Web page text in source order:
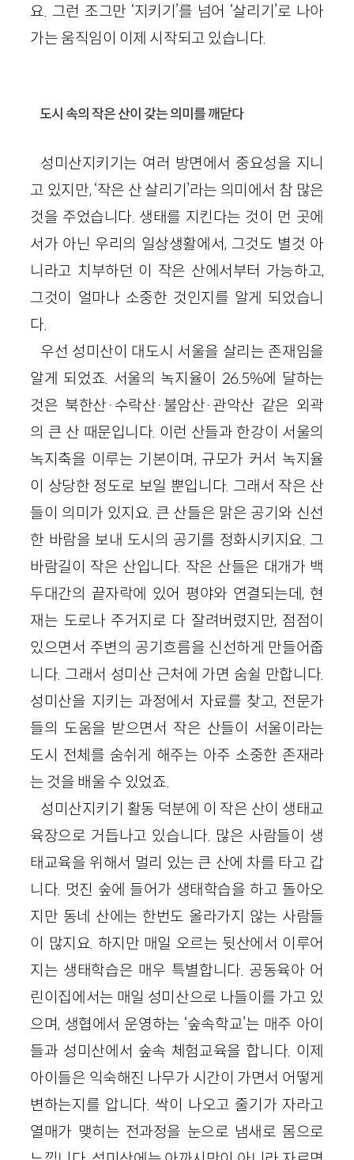
요. 그런 조그만 ‘지키기’를 넘어 ‘살리기’로 나아
가는 움직임이 이제 시작되고 있습니다.
도시 속의 작은 산이 갖는 의미를 깨닫다
성미산지키기는 여러 방면에서 중요성을 지니
고 있지만, ‘작은 산 살리기’라는 의미에서 참 많은
것을 주었습니다. 생태를 지킨다는 것이 먼 곳에
서가 아닌 우리의 일상생활에서, 그것도 별것 아
니라고 치부하던 이 작은 산에서부터 가능하고,
그것이 얼마나 소중한 것인지를 알게 되었습니
다.
우선 성미산이 대도시 서울을 살리는 존재임을
알게 되었죠. 서울의 녹지율이 26.5%에 달하는
것은 북한산·수락산·불암산·관악산 같은 외곽
의 큰 산 때문입니다. 이런 산들과 한강이 서울의
녹지축을 이루는 기본이며, 규모가 커서 녹지율
이 상당한 정도로 보일 뿐입니다. 그래서 작은 산
들이 의미가 있지요. 큰 산들은 맑은 공기와 신선
한 바람을 보내 도시의 공기를 정화시키지요. 그
바람길이 작은 산입니다. 작은 산들은 대개가 백
두대간의 끝자락에 있어 평야와 연결되는데, 현
재는 도로나 주거지로 다 잘려버렸지만, 점점이
있으면서 주변의 공기흐름을 신선하게 만들어줍
니다. 그래서 성미산 근처에 가면 숨쉴 만합니다.
성미산을 지키는 과정에서 자료를 찾고, 전문가
들의 도움을 받으면서 작은 산들이 서울이라는
도시 전체를 숨쉬게 해주는 아주 소중한 존재라
는 것을 배울 수 있었죠.
성미산지키기 활동 덕분에 이 작은 산이 생태교
육장으로 거듭나고 있습니다. 많은 사람들이 생
태교육을 위해서 멀리 있는 큰 산에 차를 타고 갑
니다. 멋진 숲에 들어가 생태학습을 하고 돌아오
지만 동네 산에는 한번도 올라가지 않는 사람들
이 많지요. 하지만 매일 오르는 뒷산에서 이루어
지는 생태학습은 매우 특별합니다. 공동육아 어
린이집에서는 매일 성미산으로 나들이를 가고 있
으며, 생협에서 운영하는 ‘숲속학교’는 매주 아이
들과 성미산에서 숲속 체험교육을 합니다. 이제
아이들은 익숙해진 나무가 시간이 가면서 어떻게
변하는지를 압니다. 싹이 나오고 줄기가 자라고
열매가 맺히는 전과정을 눈으로 냄새로 몸으로